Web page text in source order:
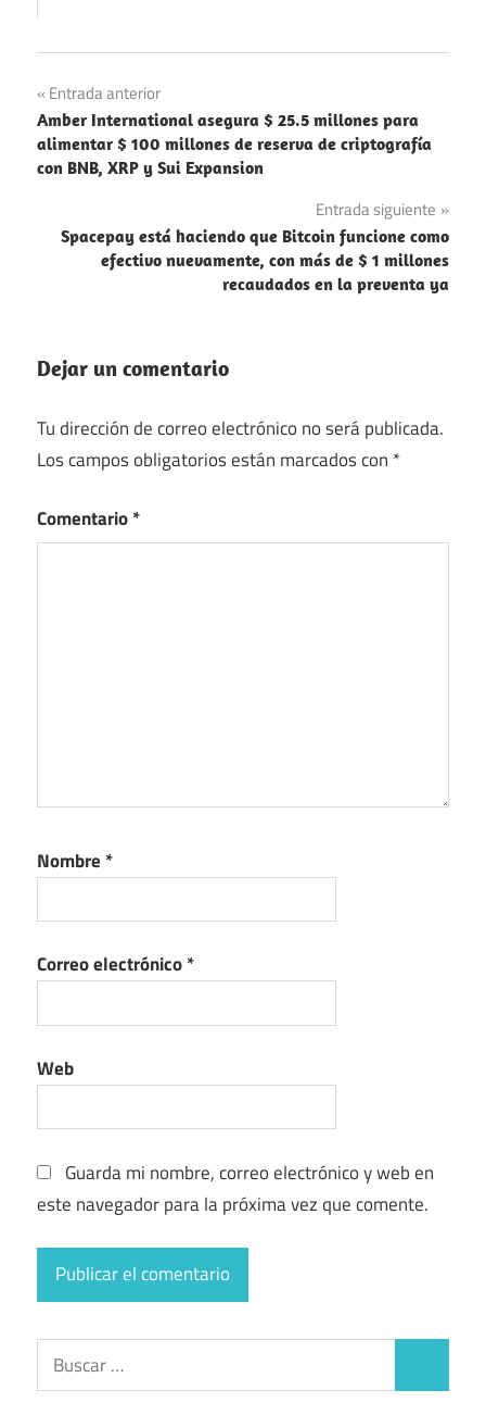
Navegación
de
entradas
Entrada anterior
Amber International asegura $ 25.5 millones para
alimentar $ 100 millones de reserva de criptografía
con BNB, XRP y Sui Expansion
Entrada siguiente
Spacepay está haciendo que Bitcoin funcione como
efectivo nuevamente, con más de $ 1 millones
recaudados en la preventa ya
Dejar un comentario
Tu dirección de correo electrónico no será publicada.
Los campos obligatorios están marcados con *
Comentario*
Nombre *
Correo electrónico*
Web
Guarda mi nombre, correo electrónico y web en
este navegador para la próxima vez que comente.
Buscar: